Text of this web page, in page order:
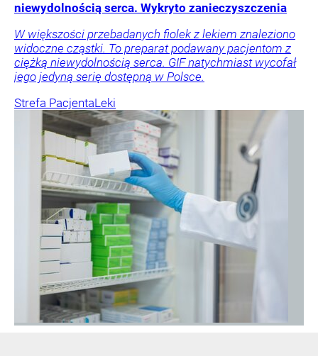
niewydolnością serca. Wykryto zanieczyszczenia
W większości przebadanych fiolek z lekiem znaleziono
widoczne cząstki. To preparat podawany pacjentom z
ciężką niewydolnością serca. GIF natychmiast wycofał
jego jedyną serię dostępną w Polsce.
Strefa PacjentaLeki